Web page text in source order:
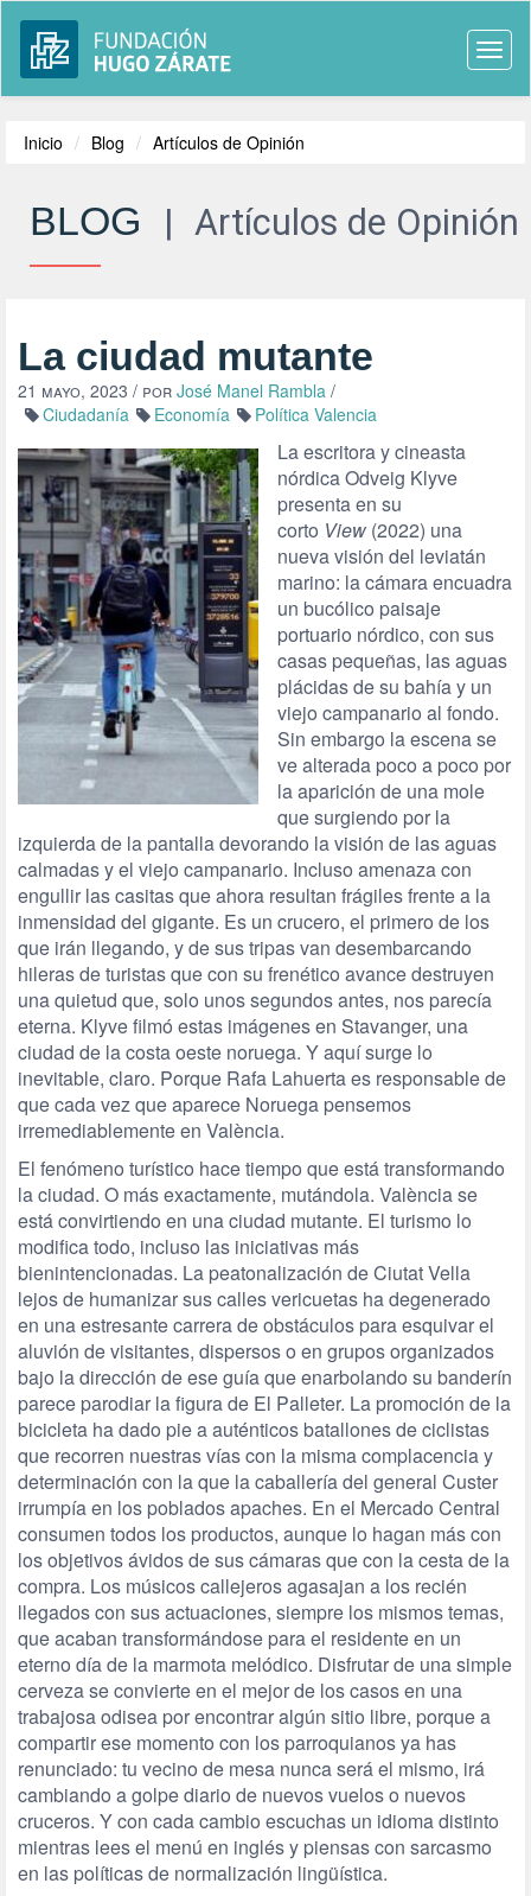
Inicio Blog Artículos de Opinión
BLOG | Artículos de Opinión
La ciudad mutante
21 mayo, 2023 / por José Manel Rambla /
Ciudadanía
Economía Política Valencia
La escritora y cineasta
nórdica Odveig Klyve
presenta en su
corto View (2022) una
nueva visión del leviatán
marino: la cámara encuadra
un bucólico paisaje
portuario nórdico, con sus
casas pequeñas, las aguas
plácidas de su bahía y un
viejo campanario al fondo.
Sin embargo la escena se
ve alterada poco a poco por
la aparición de una mole
que surgiendo por la
izquierda de la pantalla devorando la visión de las aguas
calmadas y el viejo campanario. Incluso amenaza con
engullir las casitas que ahora resultan frágiles frente a la
inmensidad del gigante. Es un crucero, el primero de los
que irán llegando, y de sus tripas van desembarcando
hileras de turistas que con su frenético avance destruyen
una quietud que, solo unos segundos antes, nos parecía
eterna. Klyve filmó estas imágenes en Stavanger, una
ciudad de la costa oeste noruega. Y aquí surge lo
inevitable, claro. Porque Rafa Lahuerta es responsable de
que cada vez que aparece Noruega pensemos
irremediablemente en València.
El fenómeno turístico hace tiempo que está transformando
la ciudad. O más exactamente, mutándola. València se
está convirtiendo en una ciudad mutante. El turismo lo
modifica todo, incluso las iniciativas más
bienintencionadas. La peatonalización de Ciutat Vella
lejos de humanizar sus calles vericuetas ha degenerado
en una estresante carrera de obstáculos para esquivar el
aluvión de visitantes, dispersos o en grupos organizados
bajo la dirección de ese guía que enarbolando su banderín
parece parodiar la figura de El Palleter. La promoción de la
bicicleta ha dado pie a auténticos batallones de ciclistas
que recorren nuestras vías con la misma complacencia y
determinación con la que la caballería del general Custer
irrumpía en los poblados apaches. En el Mercado Central
consumen todos los productos, aunque lo hagan más con
los objetivos ávidos de sus cámaras que con la cesta de la
compra. Los músicos callejeros agasajan a los recién
llegados con sus actuaciones, siempre los mismos temas,
que acaban transformándose para el residente en un
eterno día de la marmota melódico. Disfrutar de una simple
cerveza se convierte en el mejor de los casos en una
trabajosa odisea por encontrar algún sitio libre, porque a
compartir ese momento con los parroquianos ya has
renunciado: tu vecino de mesa nunca será el mismo, irá
cambiando a golpe diario de nuevos vuelos o nuevos
cruceros. Y con cada cambio escuchas un idioma distinto
mientras lees el menú en inglés y piensas con sarcasmo
en las políticas de normalización lingüística.